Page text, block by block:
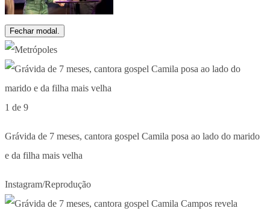
Fechar modal.
1 de 9
Grávida de 7 meses, cantora gospel Camila posa ao lado do marido
e da filha mais velha
Instagram/Reprodução